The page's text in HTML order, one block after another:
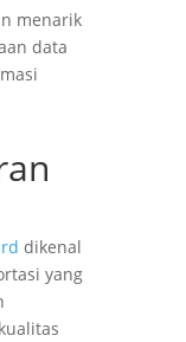
menarik
data
dikenal
yang